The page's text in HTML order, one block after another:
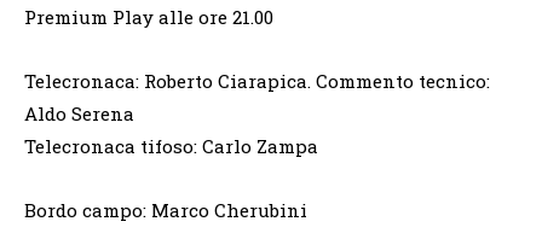
Premium Play alle ore 21.00
Telecronaca: Roberto Ciarapica. Commento tecnico:
Aldo Serena
Telecronaca tifoso: Carlo Zampa
Bordo campo: Marco Cherubini